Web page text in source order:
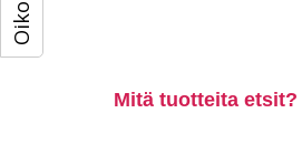
Mitä tuotteita etsit?